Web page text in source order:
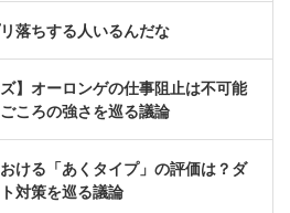
落ちする人いるんだな
】オーロンゲの仕事阻止は不可能
ころの強さを巡る議論
ける「あくタイプ」の評価は？ダ
対策を巡る議論